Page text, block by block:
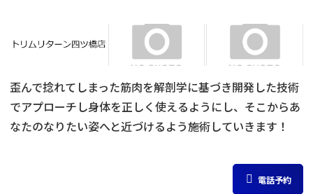
歪んで捻れてしまった筋肉を解剖学に基づき開発した技術
でアプローチし身体を正しく使えるようにし、そこからあ
なたのなりたい姿へと近づけるよう施術していきます！
電話予約